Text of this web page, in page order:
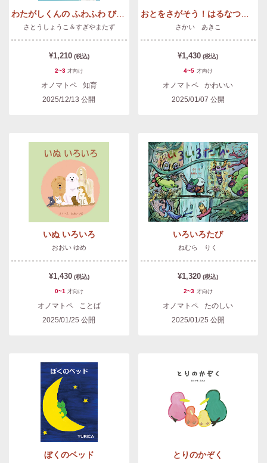
わたがしくんの ふわふわ びゅーん
さとうしょうこ＆すぎやまたず
¥1,210 (税込)
2~3 才向け
オノマトペ
知育
2025/12/13 公開
おとをさがそう！はるなつあきふゆ
さかい あきこ
¥1,430 (税込)
4~5 才向け
オノマトペ
かわいい
2025/01/07 公開
いぬ いろいろ
おおい ゆめ
¥1,430 (税込)
0~1 才向け
オノマトペ
ことば
2025/01/25 公開
いろいろたび
ねむら りく
¥1,320 (税込)
2~3 才向け
オノマトペ
たのしい
2025/01/25 公開
ぼくのベッド とりのかぞく